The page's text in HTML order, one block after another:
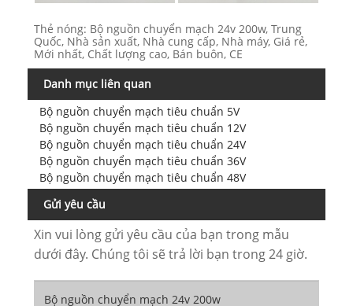
Thẻ nóng: Bộ nguồn chuyển mạch 24v 200w, Trung
Quốc, Nhà sản xuất, Nhà cung cấp, Nhà máy, Giá rẻ,
Mới nhất, Chất lượng cao, Bán buôn, CE
Danh mục liên quan
Bộ nguồn chuyển mạch tiêu chuẩn 5V
Bộ nguồn chuyển mạch tiêu chuẩn 12V
Bộ nguồn chuyển mạch tiêu chuẩn 24V
Bộ nguồn chuyển mạch tiêu chuẩn 36V
Bộ nguồn chuyển mạch tiêu chuẩn 48V
Gửi yêu cầu
Xin vui lòng gửi yêu cầu của bạn trong mẫu
dưới đây. Chúng tôi sẽ trả lời bạn trong 24 giờ.